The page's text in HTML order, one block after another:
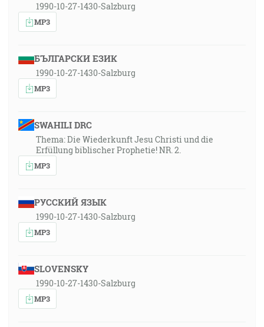
1990-10-27-1430-Salzburg
MP3
БЪЛГАРСКИ ЕЗИК
1990-10-27-1430-Salzburg
MP3
SWAHILI DRC
Thema: Die Wiederkunft Jesu Christi und die
Erfüllung biblischer Prophetie! NR. 2.
MP3
РУССКИЙ ЯЗЫК
1990-10-27-1430-Salzburg
MP3
SLOVENSKY
1990-10-27-1430-Salzburg
MP3